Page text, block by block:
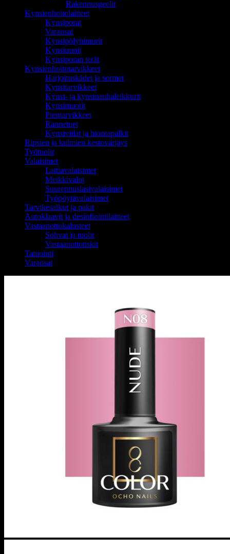
Rakennusgeelit
Kynsienhoitolaitteet
Kynsiporat
Varaosat
Kynsipölynimurit
Kynsiuunit
Kynsiporan terät
Kynsienhoitotarvikkeet
Harjoituskädet ja sormet
Kynsitarvikkeet
Kynsi- ja kynsinauhaleikkurit
Kynsimuotit
Pientarvikkeet
Rannetuet
Kynsiviilat ja hiontapalkit
Ripsien ja kulmien kestovärjäys
Työtuolit
Valaisimet
Lattiavalaisimet
Meikkivalot
Suurennuslasivalaisimet
Työpöytävalaisimet
Tarvikesalkut ja pakit
Autoklaavit ja desinfiointilaitteet
Vastaanottokalusteet
Sohvat ja tuolit
Vastaanottotiskit
Tatuointi
Varaosat